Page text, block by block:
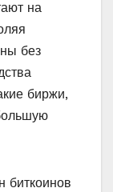
на
без
биржи,
биткоинов